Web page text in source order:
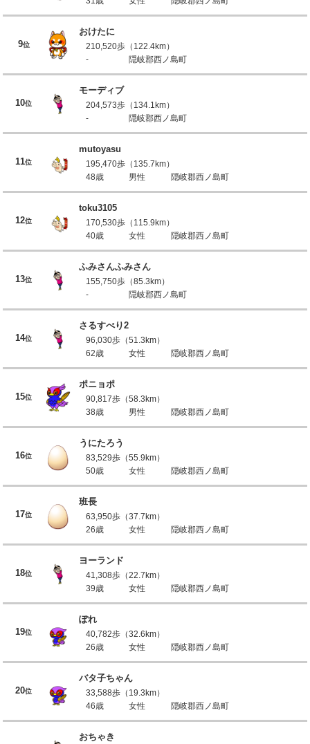
9位
おけたに
210,520歩（122.4km）
-
隠岐郡西ノ島町
10位
モーディブ
204,573歩（134.1km）
-
隠岐郡西ノ島町
11位
mutoyasu
195,470歩（135.7km）
48歳
男性 隠岐郡西ノ島町
12位
toku3105
170,530歩（115.9km）
40歳
女性 隠岐郡西ノ島町
13位
ふみさんふみさん
155,750歩（85.3km）
-
隠岐郡西ノ島町
14位
さるすべり2
96,030歩（51.3km）
62歳
女性 隠岐郡西ノ島町
15位
ポニョポ
90,817歩（58.3km）
38歳
男性 隠岐郡西ノ島町
16位
うにたろう
83,529歩（55.9km）
50歳
女性 隠岐郡西ノ島町
17位
班長
63,950歩（37.7km）
26歳
女性 隠岐郡西ノ島町
18位
ヨーランド
41,308歩（22.7km）
39歳
女性 隠岐郡西ノ島町
19位
ぽれ
40,782歩（32.6km）
26歳
女性 隠岐郡西ノ島町
20位
バタ子ちゃん
33,588歩（19.3km）
46歳
女性 隠岐郡西ノ島町
おちゃき